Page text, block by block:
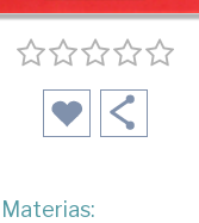
Materias: